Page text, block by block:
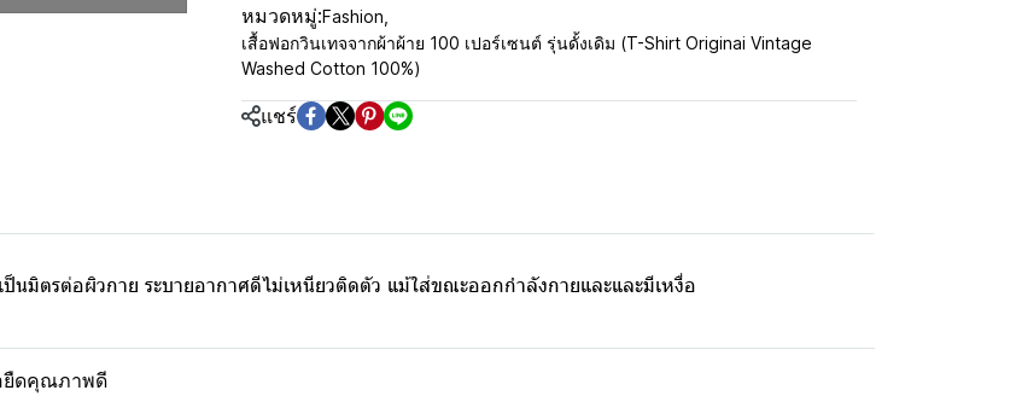
หมวดหมู่:Fashion
เสื้อฟอกวินเทจจากผ้าผ้าย 100 เปอร์เซนต์ รุ่นดั้งเดิม (T-Shirt Originai Vintage
Washed Cotton 100%)
แชร์
มิตรต่อผิวกาย ระบายอากาศดีไม่เหนียวติดตัว แม้ใส่ขณะออกกำลังกายและและมีเหงื่อ
ยืดคุณภาพดี